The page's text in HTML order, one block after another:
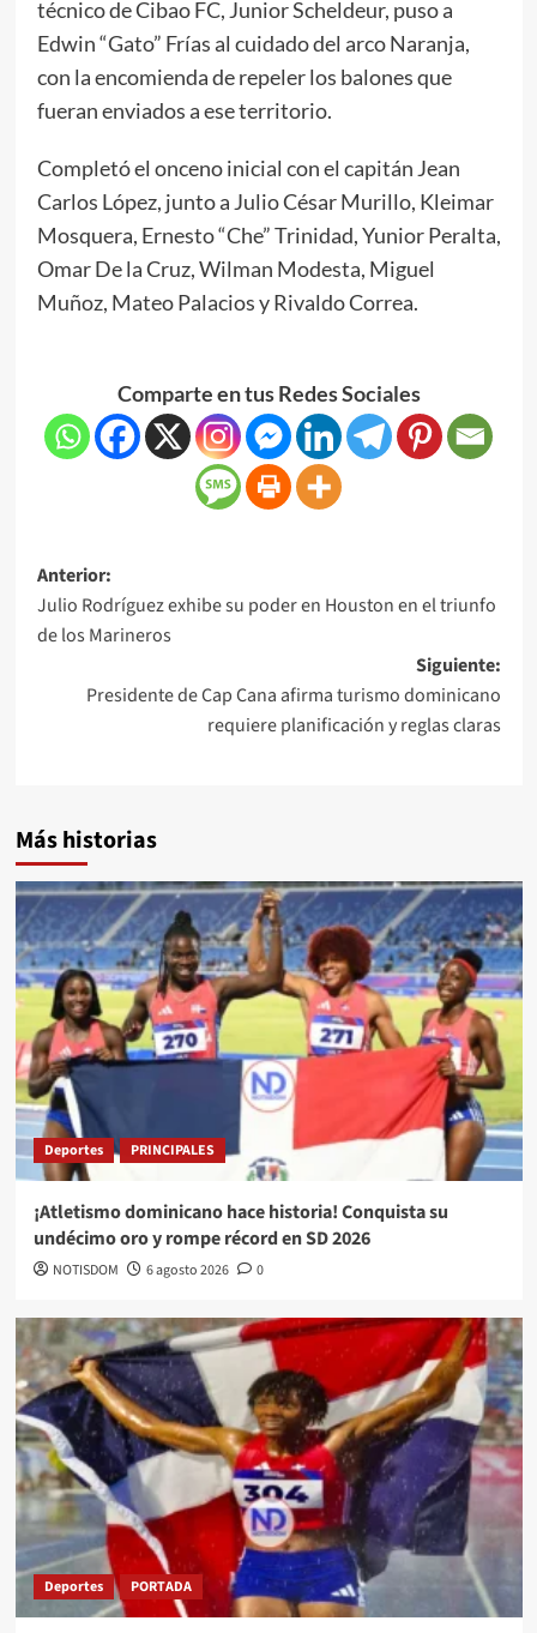
técnico de Cibao FC, Junior Scheldeur, puso a
Edwin “Gato” Frías al cuidado del arco Naranja,
con la encomienda de repeler los balones que
fueran enviados a ese territorio.
Completó el onceno inicial con el capitán Jean
Carlos López, junto a Julio César Murillo, Kleimar
Mosquera, Ernesto “Che” Trinidad, Yunior Peralta,
Omar De la Cruz, Wilman Modesta, Miguel
Muñoz, Mateo Palacios y Rivaldo Correa.
Comparte en tus Redes Sociales
Anterior:
Julio Rodríguez exhibe su poder en Houston en el triunfo
de los Marineros
Siguiente:
Presidente de Cap Cana afirma turismo dominicano
requiere planificación y reglas claras
Más historias
Deportes PRINCIPALES
¡Atletismo dominicano hace historia! Conquista su
undécimo oro y rompe récord en SD 2026
NOTISDOM 6 agosto 2026 0
Deportes PORTADA